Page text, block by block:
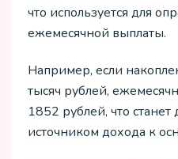
что используется для
ежемесячной выплаты.
Например, если
тысяч рублей,
1852 рублей, что
источником дохода к